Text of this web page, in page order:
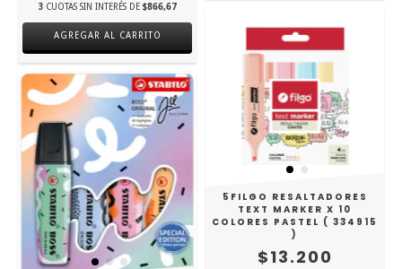
3 CUOTAS SIN INTERÉS DE $866,67
AGREGAR AL CARRITO
5FILGO RESALTADORES
TEXT MARKER X 10
COLORES PASTEL ( 334915
)
$13.200